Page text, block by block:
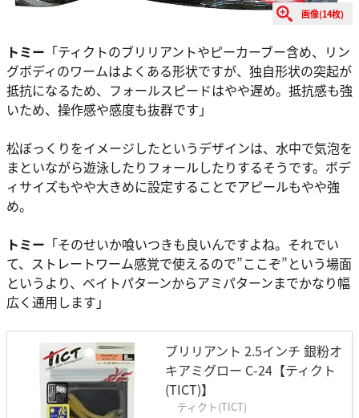
画像(14枚)
トミー 「ティクトのブリリアントやピーカーブー含め、リン
グボディのワームはよくある形状ですが、独自形状の突起が
抵抗になるため、フォールスピードはやや遅め。抵抗感も強
いため、操作感や感度も抜群です」
松ぼっくりをイメージしたというデザインは、水中で気泡を
まといながら遊泳したりフォールしたりするそうです。ボデ
ィサイズもやや大きめに設定することでアピールもやや強
め。
トミー 「そのせいか喰いつきも良いんですよね。それでい
て、ストレートワーム感覚で使えるので”ここぞ”という場面
というより、ベイトパターンからアミパターンまでかなり幅
広く通用します」
ブリリアント 2.5インチ 銀粉オ
キアミグロー C-24【ティクト
(TICT)】
ティクト(TICT)